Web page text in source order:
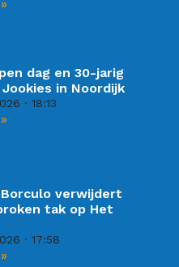
dag en 30-jarig
in Noordijk
18:13
verwijdert
tak op Het
17:58